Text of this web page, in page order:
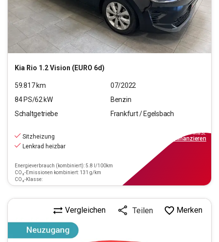
Kia Rio 1.2 Vision (EURO 6d)
59.817km
07/2022
84PS/62 kW
Benzin
Schaltgetriebe
Frankfurt / Egelsbach
Sitzheizung
Lenkrad heizbar
Energieverbrauch (kombiniert): 5.8 l/100km
CO₂-Emissionen kombiniert: 131 g/km
CO₂-Klasse:
inkl.MwSt.
finanzieren
Vergleichen Teilen Merken